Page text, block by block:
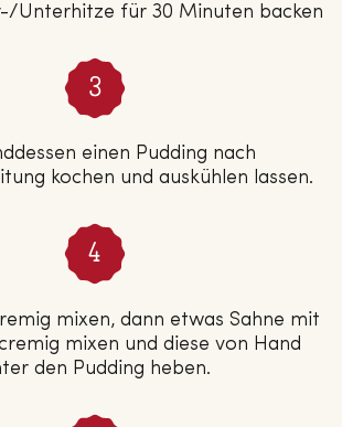
Unterhitze für 30 Minuten backen
einen Pudding nach
kochen und auskühlen lassen.
mixen, dann etwas Sahne mit
mixen und diese von Hand
den Pudding heben.